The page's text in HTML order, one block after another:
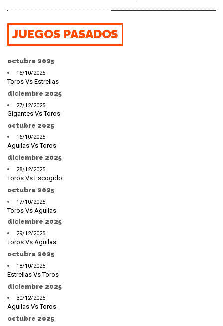
JUEGOS PASADOS
octubre 2025
15/10/2025
Toros Vs Estrellas
diciembre 2025
27/12/2025
Gigantes Vs Toros
octubre 2025
16/10/2025
Aguilas Vs Toros
diciembre 2025
28/12/2025
Toros Vs Escogido
octubre 2025
17/10/2025
Toros Vs Aguilas
diciembre 2025
29/12/2025
Toros Vs Aguilas
octubre 2025
18/10/2025
Estrellas Vs Toros
diciembre 2025
30/12/2025
Aguilas Vs Toros
octubre 2025